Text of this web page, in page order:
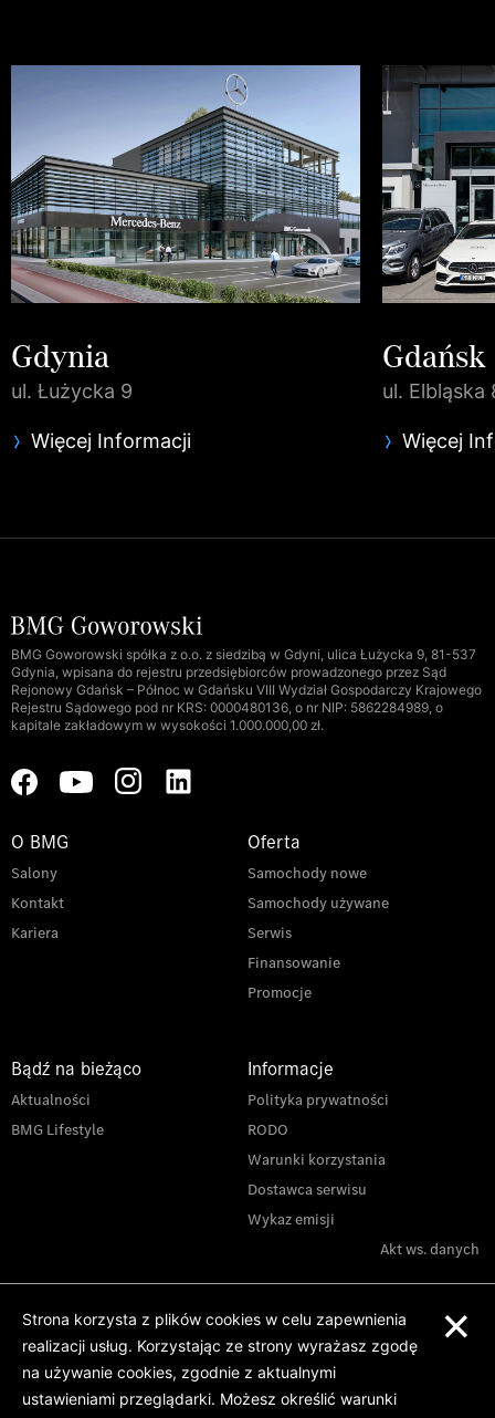
Gdynia
ul. Łużycka 9
Więcej Informacji
Gdańsk
ul. Elbląska
Więcej
BMG Goworowski spółka z o.o. z siedzibą w Gdyni, ulica Łużycka 9, 81-537
Gdynia, wpisana do rejestru przedsiębiorców prowadzonego przez Sąd
Rejonowy Gdańsk – Północ w Gdańsku VIII Wydział Gospodarczy Krajowego
Rejestru Sądowego pod nr KRS: 0000480136, o nr NIP: 5862284989, o
kapitale zakładowym w wysokości 1.000.000,00 zł.
O BMG
Salony
Kontakt
Kariera
Oferta
Samochody nowe
Samochody używane
Serwis
Finansowanie
Promocje
Bądź na bieżąco
Aktualności
BMG Lifestyle
Informacje
Polityka prywatności
RODO
Warunki korzystania
Dostawca serwisu
Wykaz emisji
Akt ws. danych
Strona korzysta z plików cookies w celu zapewnienia
realizacji usług. Korzystając ze strony wyrażasz zgodę
na używanie cookies, zgodnie z aktualnymi
ustawieniami przeglądarki. Możesz określić warunki
×